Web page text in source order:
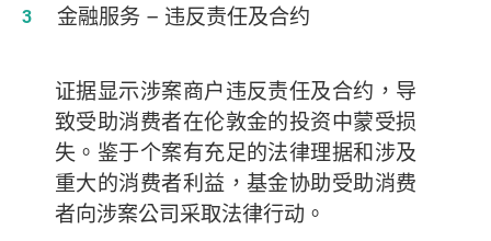
金融服务 – 违反责任及合约
证据显示涉案商户违反责任及合约，导
致受助消费者在伦敦金的投资中蒙受损
失。鉴于个案有充足的法律理据和涉及
重大的消费者利益，基金协助受助消费
者向涉案公司采取法律行动。